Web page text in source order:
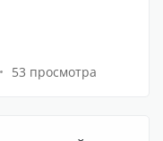
53 просмотра